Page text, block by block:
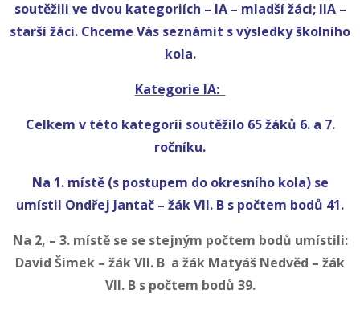
soutěžili ve dvou kategoriích – IA – mladší žáci; IIA –
starší žáci. Chceme Vás seznámit s výsledky školního
kola.
Kategorie IA:
Celkem v této kategorii soutěžilo 65 žáků 6. a 7.
ročníku.
Na 1. místě (s postupem do okresního kola) se
umístil Ondřej Jantač – žák VII. B s počtem bodů 41.
Na 2, – 3. místě se se stejným počtem bodů umístili:
David Šimek – žák VII. B a žák Matyáš Nedvěd – žák
VII. B s počtem bodů 39.